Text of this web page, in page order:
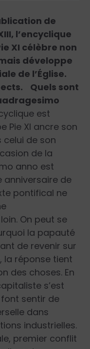
de
l’encyclique
XI célèbre non
développe
de l’Église.
Quels sont
est
Pie XI ancre son
de son
de la
anno est
anniversaire de
pontifical ne
On peut se
la papauté
de revenir sur
la réponse tient
des choses. En
s’est
sentir de
dans
industrielles.
premier conflit